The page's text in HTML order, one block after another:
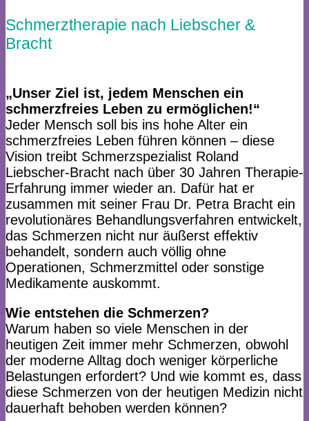
Schmerztherapie nach Liebscher &
Bracht
„Unser Ziel ist, jedem Menschen ein
schmerzfreies Leben zu ermöglichen!“
Jeder Mensch soll bis ins hohe Alter ein
schmerzfreies Leben führen können – diese
Vision treibt Schmerzspezialist Roland
Liebscher-Bracht nach über 30 Jahren Therapie-
Erfahrung immer wieder an. Dafür hat er
zusammen mit seiner Frau Dr. Petra Bracht ein
revolutionäres Behandlungsverfahren entwickelt,
das Schmerzen nicht nur äußerst effektiv
behandelt, sondern auch völlig ohne
Operationen, Schmerzmittel oder sonstige
Medikamente auskommt.
Wie entstehen die Schmerzen?​
Warum haben so viele Menschen in der
heutigen Zeit immer mehr Schmerzen, obwohl
der moderne Alltag doch weniger körperliche
Belastungen erfordert? Und wie kommt es, dass
diese Schmerzen von der heutigen Medizin nicht
dauerhaft behoben werden können?